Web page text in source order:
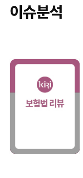
보험금융연구
KIRI 리포트
포커스
특별기고
보험법 동향
보험총서
이슈분석